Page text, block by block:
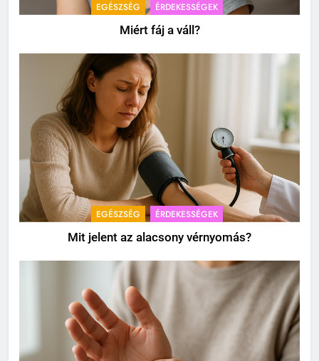
EGÉSZSÉG ÉRDEKESSÉGEK
Miért fáj a váll?
EGÉSZSÉG ÉRDEKESSÉGEK
Mit jelent az alacsony vérnyomás?